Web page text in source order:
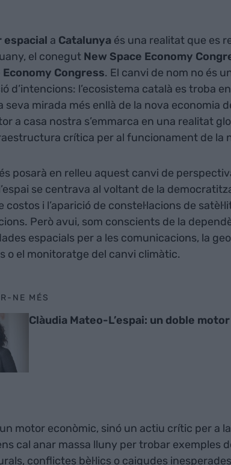
espacial a Catalunyaés una realitat que es
el conegut New Space Economy
Economy Congress. El canvi de nom no és
d’intencions: l’ecosistema català es troba
seva mirada més enllà de la nova economia
a casa nostra s’emmarca en una realitat
crítica per al funcionament de la
posarà en relleu aquest canvi de
se centrava al voltant de la
costos i l’aparició de constel·lacions de
Però avui, som conscients de la
espacials per a les comunicacions, la
o el monitoratge del canvi climàtic.
NE MÉS
Clàudia Mateo-L’espai: un doble
motor econòmic, sinó un actiu crític per a
cal anar massa lluny per trobar exemples
conflictes bèl·lics o caigudes